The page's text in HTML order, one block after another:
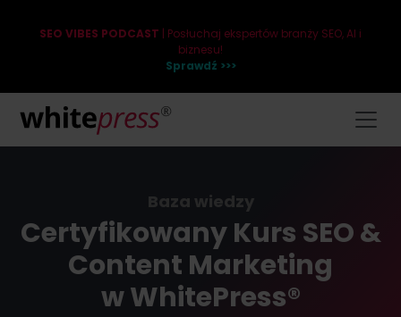
SEO VIBES PODCAST | Posłuchaj ekspertów branży SEO, AI i
biznesu!
Sprawdź >>>
Baza wiedzy
Certyfikowany Kurs SEO &
Content Marketing
w WhitePress®